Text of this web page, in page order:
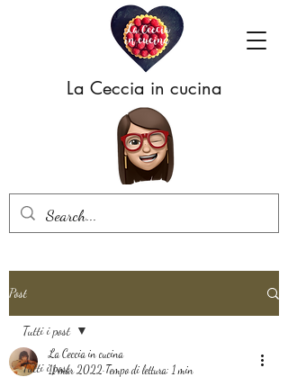
La Ceccia in cucina
Post
Tutti i post
Tutti i post
La Ceccia in cucina
11 mar 2022 Tempo di lettura: 1 min